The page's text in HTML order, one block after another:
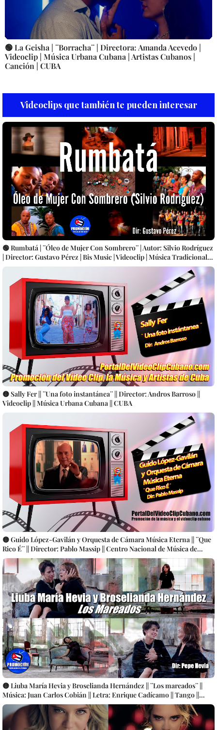
🟢 La Geisha | ¨Borracha¨ | Directora: Amanda Acevedo |
Videoclip | Música Urbana Cubana | Artistas Cubanos |
Canción | CUBA
Videoclips que también te pueden interesar
🟢 Rumbatá | ¨Óleo de Mujer Con Sombrero¨ | Autor: Silvio Rodríguez
| Director: Gustavo Pérez | Bis Music | Videoclip | Música Tradicional
Bailable Cubana | Rumba | Artistas Cubanos | Canción | CUBA
🟡 Sally Fer || ¨Una foto instantánea¨ || Director: Andros Barroso ||
Videoclip || Música Urbana Cubana || CUBA
🟡 Guido López-Gavilán y Orquesta de Cámara Música Eterna || ¨Que
Rico É¨ || Director: Pablo Massip || Centro Nacional de Música de
Concierto || Música cubana || Videoclip || CUBA
🟡 Liuba María Hevia y Broselianda Hernández || ¨Los mareados¨ ||
Música: Juan Carlos Cobián || Letra: Enrique Cadícamo || Tango ||
Videoclip || CUBA